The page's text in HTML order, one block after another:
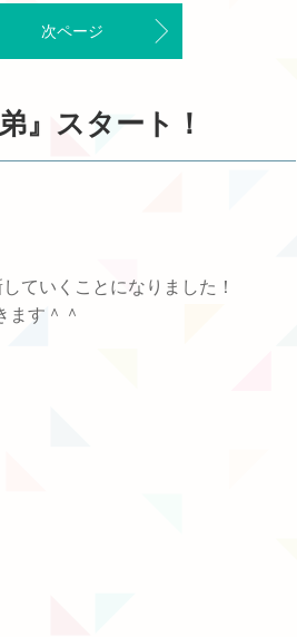
次ページ
』スタート！
ていくことになりました！
ます＾＾